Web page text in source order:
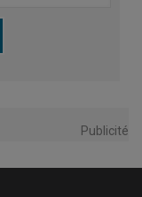
Publicité